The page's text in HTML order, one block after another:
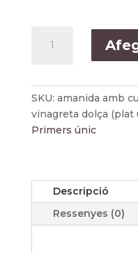
cus
cus
i
amb
vinagreta
dolça
(plat
SKU: amanida amb
vinagreta dolça (plat
Primers únic
Descripció
Ressenyes (0)